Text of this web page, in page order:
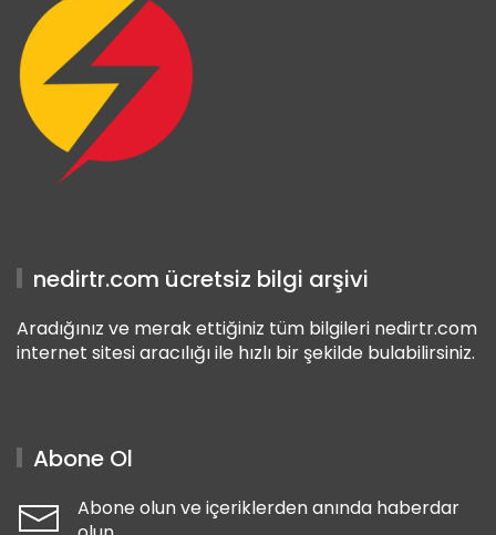
nedirtr.com ücretsiz bilgi arşivi
Aradığınız ve merak ettiğiniz tüm bilgileri nedirtr.com
internet sitesi aracılığı ile hızlı bir şekilde bulabilirsiniz.
Abone Ol
Abone olun ve içeriklerden anında haberdar